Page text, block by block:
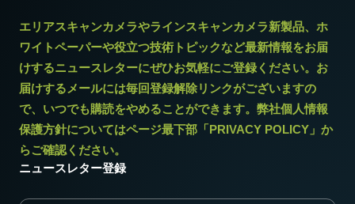
エリアスキャンカメラやラインスキャンカメラ新製品、ホ
ワイトペーパーや役立つ技術トピックなど最新情報をお届
けするニュースレターにぜひお気軽にご登録ください。お
届けするメールには毎回登録解除リンクがございますの
で、いつでも購読をやめることができます。弊社個人情報
保護方針についてはページ最下部「PRIVACY POLICY」か
らご確認ください。
ニュースレター登録